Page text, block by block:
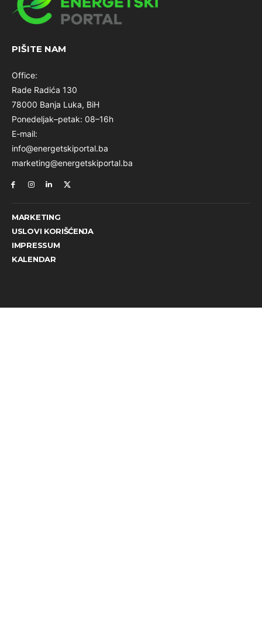
PIŠITE NAM
Office:
Rade Radića 130
78000 Banja Luka, BiH
Ponedeljak–petak: 08–16h
E-mail:
info@energetskiportal.ba
marketing@energetskiportal.ba
MARKETING
USLOVI KORIŠĆENJA
IMPRESSUM
KALENDAR